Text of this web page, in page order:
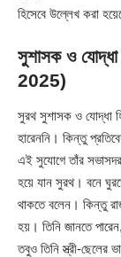
হিসেবে উল্লেখ করা
সুশাসক ও
2025)
সুরথ সুশাসক ও যোদ্ধা
হারেননি। কিন্তু
এই সুযোগে তাঁর
হয়ে যান সুরথ। বনে
থাকতে বলেন। কিন্তু
হয়। তিনি জানতে
তবুও তিনি স্ত্রী-ছেলের